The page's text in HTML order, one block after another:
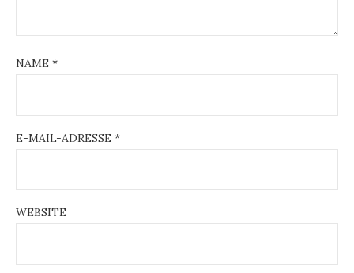
i
o
NAME *
E-MAIL-ADRESSE *
WEBSITE